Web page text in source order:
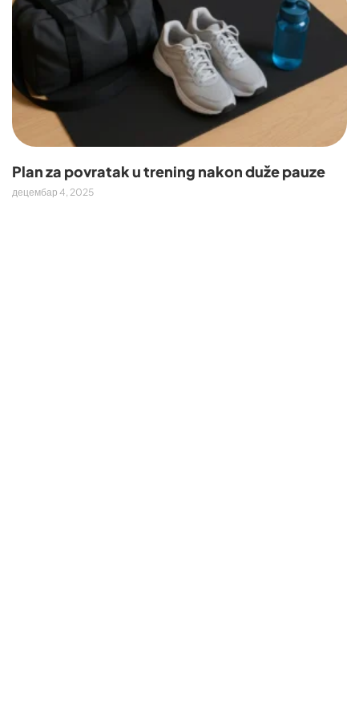
Plan za povratak u trening nakon duže pauze
децембар 4, 2025